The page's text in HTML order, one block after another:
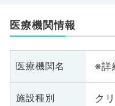
医療機関情報
医療機関名 ※詳
施設種別 ク